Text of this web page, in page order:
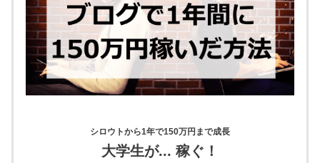
シロウトから1年で150万円まで成長
大学生が... 稼ぐ！